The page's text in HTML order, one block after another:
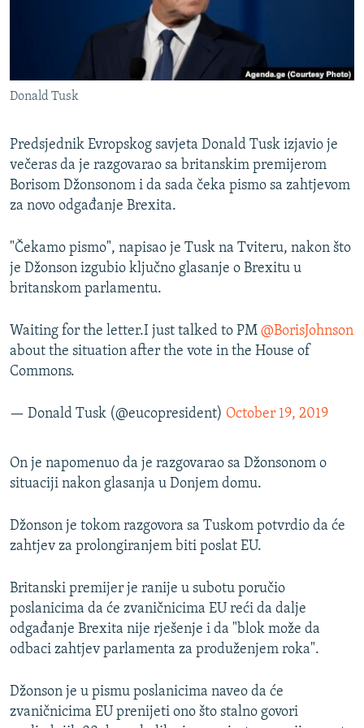
DNEVNO@RSE
VIŠE OD NASLOVA
POPLAVE I KLIZIŠTA U BIH 2024.
TV LIBERTY
MOJA EVROPA
TRI DECENIJE OD RATA U BIH
NASTANAK I RASPAD JUGOSLAVIJE
Sve RFE/RL stranice
Donald Tusk
Predsjednik Evropskog savjeta Donald Tusk izjavio je
večeras da je razgovarao sa britanskim premijerom
Borisom Džonsonom i da sada čeka pismo sa zahtjevom
za novo odgađanje Brexita.
"Čekamo pismo", napisao je Tusk na Tviteru, nakon što
je Džonson izgubio ključno glasanje o Brexitu u
britanskom parlamentu.
Waiting for the letter.I just talked to PM @BorisJohnson
about the situation after the vote in the House of
Commons.
— Donald Tusk (@eucopresident) October 19, 2019
On je napomenuo da je razgovarao sa Džonsonom o
situaciji nakon glasanja u Donjem domu.
Džonson je tokom razgovora sa Tuskom potvrdio da će
zahtjev za prolongiranjem biti poslat EU.
Britanski premijer je ranije u subotu poručio
poslanicima da će zvaničnicima EU reći da dalje
odgađanje Brexita nije rješenje i da "blok može da
odbaci zahtjev parlamenta za produženjem roka".
Džonson je u pismu poslanicima naveo da će
zvaničnicima EU prenijeti ono što stalno govori